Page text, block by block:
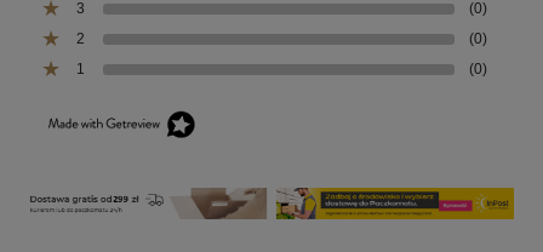
3
(0)
2
(0)
1
(0)